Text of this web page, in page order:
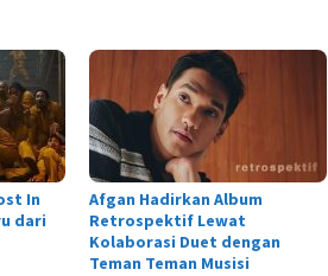
In
dari
Afgan Hadirkan Album
Retrospektif Lewat
Kolaborasi Duet dengan
Teman Teman Musisi